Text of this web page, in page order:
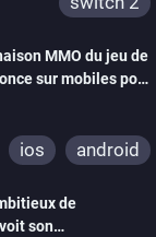
MMO du jeu de
sur mobiles pour
ios android
de
son